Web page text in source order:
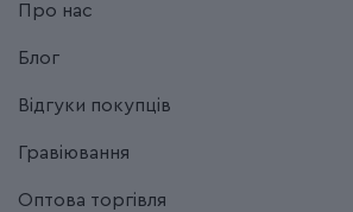
Про нас
Блог
Відгуки покупців
Гравіювання
Оптова торгівля